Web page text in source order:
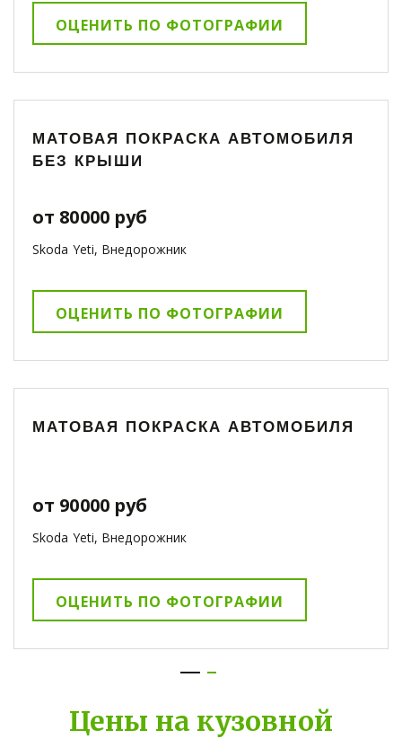
ОЦЕНИТЬ ПО ФОТОГРАФИИ
МАТОВАЯ ПОКРАСКА АВТОМОБИЛЯ
БЕЗ КРЫШИ
от 80000 руб
Skoda Yeti, Внедорожник
ОЦЕНИТЬ ПО ФОТОГРАФИИ
МАТОВАЯ ПОКРАСКА АВТОМОБИЛЯ
от 90000 руб
Skoda Yeti, Внедорожник
ОЦЕНИТЬ ПО ФОТОГРАФИИ
Цены на кузовной